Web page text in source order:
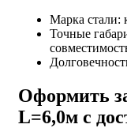
Марка стали:
Точные
Оформить
L=6,0м с